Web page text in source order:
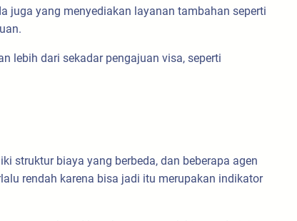
juga yang menyediakan layanan tambahan seperti
lebih dari sekadar pengajuan visa, seperti
struktur biaya yang berbeda, dan beberapa agen
rendah karena bisa jadi itu merupakan indikator